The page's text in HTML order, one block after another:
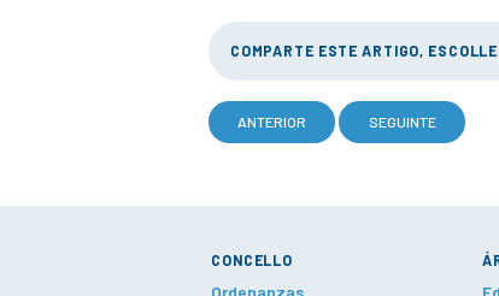
COMPARTE ESTE ARTIGO,
ANTERIOR SEGUINTE
CONCELLO
Ordenanzas